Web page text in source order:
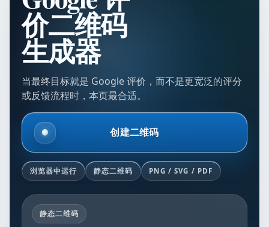
价二维码
生成器
当最终目标就是 Google 评价，而不是更宽泛的评分
或反馈流程时，本页最合适。
创建二维码
浏览器中运行 静态二维码 PNG / SVG / PDF
静态二维码